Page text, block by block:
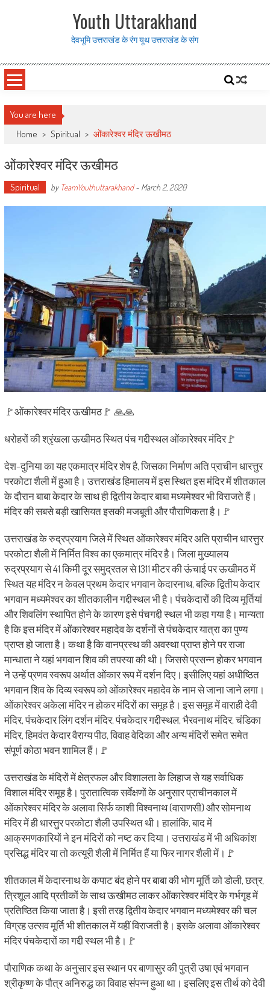
Youth Uttarakhand
देवभूमि उत्तराखंड के रंग यूथ उत्तराखंड के संग
You are here
Home > Spiritual > ओंकारेश्वर मंदिर ऊखीमठ
ओंकारेश्वर मंदिर ऊखीमठ
Spiritual by TeamYouthuttarakhand- March 2, 2020
🚩ओंकारेश्वर मंदिर ऊखीमठ🚩 🙏🙏
धरोहरों की श्रृंखला ऊखीमठ स्थित पंच गद्दीस्थल ओंकारेश्वर मंदिर🚩
देश-दुनिया का यह एकमात्र मंदिर शेष है, जिसका निर्माण अति प्राचीन धारत्तुर
परकोटा शैली में हुआ है। उत्तराखंड हिमालय में इस स्थित इस मंदिर में शीतकाल
के दौरान बाबा केदार के साथ ही द्वितीय केदार बाबा मध्यमेश्वर भी विराजते हैं।
मंदिर की सबसे बड़ी खासियत इसकी मजबूती और पौराणिकता है।🚩
उत्तराखंड के रुद्रप्रयाग जिले में स्थित ओंकारेश्वर मंदिर अति प्राचीन धारत्तुर
परकोटा शैली में निर्मित विश्व का एकमात्र मंदिर है। जिला मुख्यालय
रुद्रप्रयाग से 41 किमी दूर समुद्रतल से 1311 मीटर की ऊंचाई पर ऊखीमठ में
स्थित यह मंदिर न केवल प्रथम केदार भगवान केदारनाथ, बल्कि द्वितीय केदार
भगवान मध्यमेश्वर का शीतकालीन गद्दीस्थल भी है। पंचकेदारों की दिव्य मूर्तियां
और शिवलिंग स्थापित होने के कारण इसे पंचगद्दी स्थल भी कहा गया है। मान्यता
है कि इस मंदिर में ओंकारेश्वर महादेव के दर्शनों से पंचकेदार यात्रा का पुण्य
प्राप्त हो जाता है। कथा है कि वानप्रस्थ की अवस्था प्राप्त होने पर राजा
मान्धाता ने यहां भगवान शिव की तपस्या की थी। जिससे प्रसन्न होकर भगवान
ने उन्हें प्रणव स्वरूप अर्थात ओंकार रूप में दर्शन दिए। इसीलिए यहां अधीष्ठित
भगवान शिव के दिव्य स्वरूप को ओंकारेश्वर महादेव के नाम से जाना जाने लगा।
ओंकारेश्वर अकेला मंदिर न होकर मंदिरों का समूह है। इस समूह में वाराही देवी
मंदिर, पंचकेदार लिंग दर्शन मंदिर, पंचकेदार गद्दीस्थल, भैरवनाथ मंदिर, चंडिका
मंदिर, हिमवंत केदार वैराग्य पीठ, विवाह वेदिका और अन्य मंदिरों समेत समेत
संपूर्ण कोठा भवन शामिल हैं।🚩
उत्तराखंड के मंदिरों में क्षेत्रफल और विशालता के लिहाज से यह सर्वाधिक
विशाल मंदिर समूह है। पुरातात्विक सर्वेक्षणों के अनुसार प्राचीनकाल में
ओंकारेश्वर मंदिर के अलावा सिर्फ काशी विश्वनाथ (वाराणसी) और सोमनाथ
मंदिर में ही धारत्तुर परकोटा शैली उपस्थित थी। हालांकि, बाद में
आक्रमणकारियों ने इन मंदिरों को नष्ट कर दिया। उत्तराखंड में भी अधिकांश
प्रसिद्ध मंदिर या तो कत्यूरी शैली में निर्मित हैं या फिर नागर शैली में।🚩
शीतकाल में केदारनाथ के कपाट बंद होने पर बाबा की भोग मूर्ति को डोली, छत्र,
त्रिशूल आदि प्रतीकों के साथ ऊखीमठ लाकर ओंकारेश्वर मंदिर के गर्भगृह में
प्रतिष्ठित किया जाता है। इसी तरह द्वितीय केदार भगवान मध्यमेश्वर की चल
विग्रह उत्सव मूर्ति भी शीतकाल में यहीं विराजती है। इसके अलावा ओंकारेश्वर
मंदिर पंचकेदारों का गद्दी स्थल भी है।🚩
पौराणिक कथा के अनुसार इस स्थान पर बाणासुर की पुत्री उषा एवं भगवान
श्रीकृष्ण के पौत्र अनिरुद्ध का विवाह संपन्न हुआ था। इसलिए इस तीर्थ को देवी